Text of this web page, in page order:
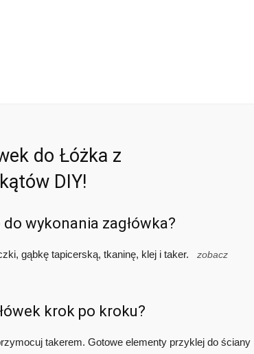
do Łóżka z
DIY!
wykonania zagłówka?
gąbkę tapicerską, tkaninę, klej i taker.
zobacz
krok po kroku?
takerem. Gotowe elementy przyklej do ściany